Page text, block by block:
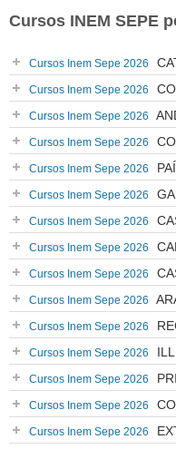
Cursos INEM SEPE
Cursos Inem Sepe 2026
Cursos Inem Sepe 2026
Cursos Inem Sepe 2026
Cursos Inem Sepe 2026
Cursos Inem Sepe 2026
Cursos Inem Sepe 2026
Cursos Inem Sepe 2026
Cursos Inem Sepe 2026
Cursos Inem Sepe 2026
Cursos Inem Sepe 2026
Cursos Inem Sepe 2026
Cursos Inem Sepe 2026
Cursos Inem Sepe 2026
Cursos Inem Sepe 2026
Cursos Inem Sepe 2026